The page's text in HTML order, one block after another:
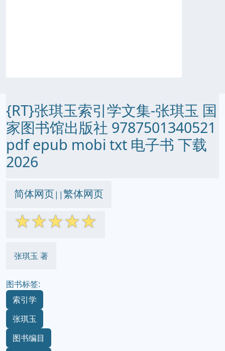
{RT}张琪玉索引学文集-张琪玉 国
家图书馆出版社 9787501340521
pdf epub mobi txt 电子书 下载
2026
简体网页||繁体网页
☆☆☆☆☆
张琪玉 著
图书标签:
索引学
张琪玉
图书编目